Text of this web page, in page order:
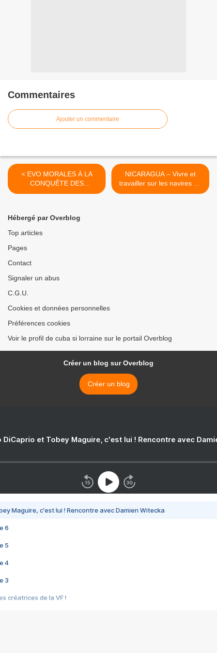
Commentaires
Ajouter un commentaire
< EVO MORALES À LA
CONQUÊTE DES
CITADINS
NICARAGUA – Vivre et
travailler sur les navires de
croisière du tourisme
Hébergé par Overblog
Top articles
Pages
Contact
Signaler un abus
C.G.U.
Cookies et données personnelles
Préférences cookies
Voir le profil de cuba si lorraine sur le portail Overblog
Créer un blog sur Overblog
Créer un blog
DiCaprio et Tobey Maguire, c'est lui ! Rencontre avec
Maguire, c'est lui ! Rencontre avec Damien Witecka
6
5
4
3
créatrices de la VF !